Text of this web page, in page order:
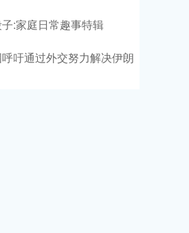
:家庭日常趣事特辑
吁通过外交努力解决伊朗